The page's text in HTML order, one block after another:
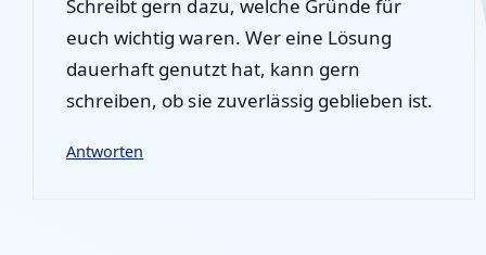
Schreibt gern dazu, welche Gründe für
euch wichtig waren. Wer eine Lösung
dauerhaft genutzt hat, kann gern
schreiben, ob sie zuverlässig geblieben ist.
Antworten